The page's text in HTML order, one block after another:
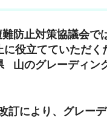
防止対策協議会で
に役立てていただく
山のグレーディン
訂により、グレー